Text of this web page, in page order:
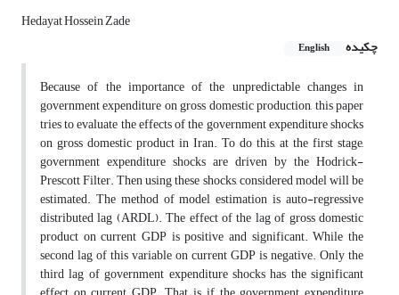
Hedayat Hossein Zade
چکیده
English
Because of the importance of the unpredictable changes in
government expenditure on gross domestic production, this paper
tries to evaluate the effects of the government expenditure shocks
on gross domestic product in Iran. To do this, at the first stage,
government expenditure shocks are driven by the Hodrick-
Prescott Filter. Then using these shocks, considered model will be
estimated. The method of model estimation is auto-regressive
distributed lag (ARDL). The effect of the lag of gross domestic
product on current GDP is positive and significant. While the
second lag of this variable on current GDP is negative. Only the
third lag of government expenditure shocks has the significant